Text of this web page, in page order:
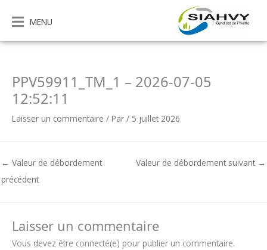
contenu
MENU
PPV59911_TM_1 – 2026-07-05
12:52:11
Laisser un commentaire / Par / 5 juillet 2026
← Valeur de débordement
précédent
Valeur de débordement suivant →
Laisser un commentaire
Vous devez être connecté(e) pour publier un commentaire.